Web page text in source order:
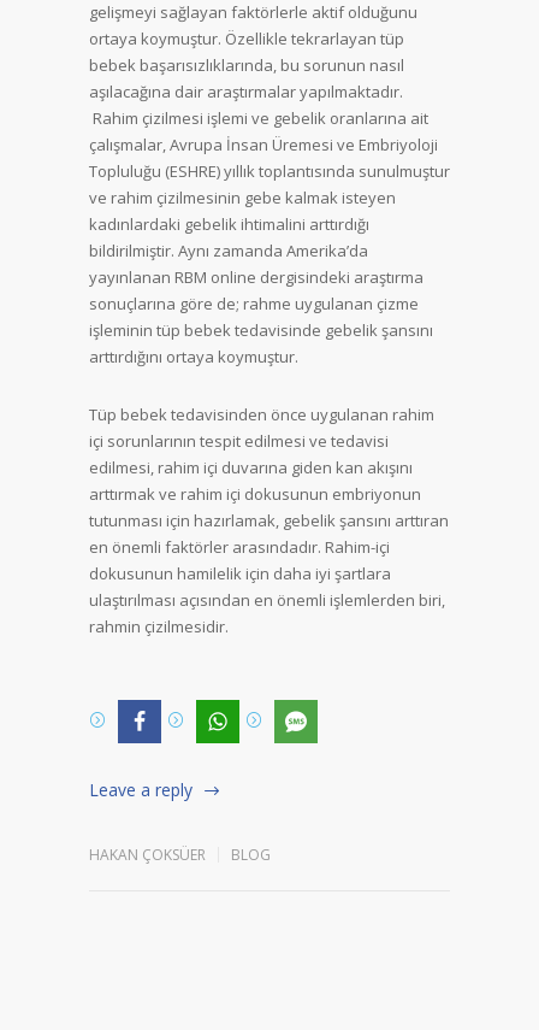
gelişmeyi sağlayan faktörlerle aktif olduğunu
ortaya koymuştur. Özellikle tekrarlayan tüp
bebek başarısızlıklarında, bu sorunun nasıl
aşılacağına dair araştırmalar yapılmaktadır.
Rahim çizilmesi işlemi ve gebelik oranlarına ait
çalışmalar, Avrupa İnsan Üremesi ve Embriyoloji
Topluluğu (ESHRE) yıllık toplantısında sunulmuştur
ve rahim çizilmesinin gebe kalmak isteyen
kadınlardaki gebelik ihtimalini arttırdığı
bildirilmiştir. Aynı zamanda Amerika’da
yayınlanan RBM online dergisindeki araştırma
sonuçlarına göre de; rahme uygulanan çizme
işleminin tüp bebek tedavisinde gebelik şansını
arttırdığını ortaya koymuştur.
Tüp bebek tedavisinden önce uygulanan rahim
içi sorunlarının tespit edilmesi ve tedavisi
edilmesi, rahim içi duvarına giden kan akışını
arttırmak ve rahim içi dokusunun embriyonun
tutunması için hazırlamak, gebelik şansını arttıran
en önemli faktörler arasındadır. Rahim-içi
dokusunun hamilelik için daha iyi şartlara
ulaştırılması açısından en önemli işlemlerden biri,
rahmin çizilmesidir.
Leave a reply
HAKAN ÇOKSÜER BLOG